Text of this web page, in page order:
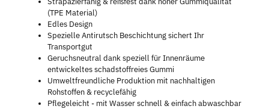
(TPE Material)
Edles Design
Spezielle Antirutsch Beschichtung sichert Ihr
Transportgut
Geruchsneutral dank speziell für Innenräume
entwickeltes schadstoffreies Gummi
Umweltfreundliche Produktion mit nachhaltigen
Rohstoffen & recyclefähig
Pflegeleicht - mit Wasser schnell & einfach abwaschbar